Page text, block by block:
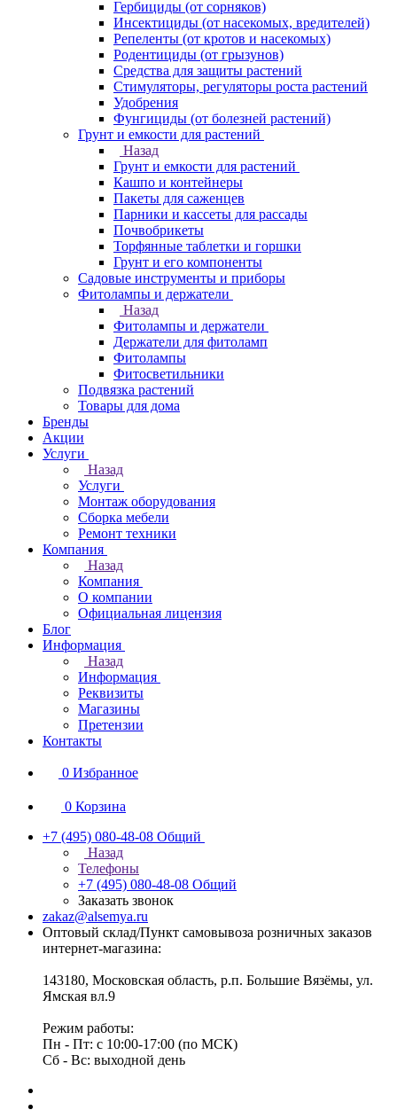
Гербициды (от сорняков)
Инсектициды (от насекомых, вредителей)
Репеленты (от кротов и насекомых)
Родентициды (от грызунов)
Средства для защиты растений
Стимуляторы, регуляторы роста растений
Удобрения
Фунгициды (от болезней растений)
Грунт и емкости для растений
Назад
Грунт и емкости для растений
Кашпо и контейнеры
Пакеты для саженцев
Парники и кассеты для рассады
Почвобрикеты
Торфянные таблетки и горшки
Грунт и его компоненты
Садовые инструменты и приборы
Фитолампы и держатели
Назад
Фитолампы и держатели
Держатели для фитоламп
Фитолампы
Фитосветильники
Подвязка растений
Товары для дома
Бренды
Акции
Услуги
Назад
Услуги
Монтаж оборудования
Сборка мебели
Ремонт техники
Компания
Назад
Компания
О компании
Официальная лицензия
Блог
Информация
Назад
Информация
Реквизиты
Магазины
Претензии
Контакты
0 Избранное
0 Корзина
+7 (495) 080-48-08 Общий
Назад
Телефоны
+7 (495) 080-48-08 Общий
Заказать звонок
zakaz@alsemya.ru
Оптовый склад/Пункт самовывоза розничных заказов
интернет-магазина:
143180, Московская область, р.п. Большие Вязёмы, ул.
Ямская вл.9
Режим работы:
Пн - Пт: с 10:00-17:00 (по МСК)
Сб - Вс: выходной день